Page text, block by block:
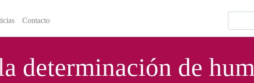
Contacto
determinación de